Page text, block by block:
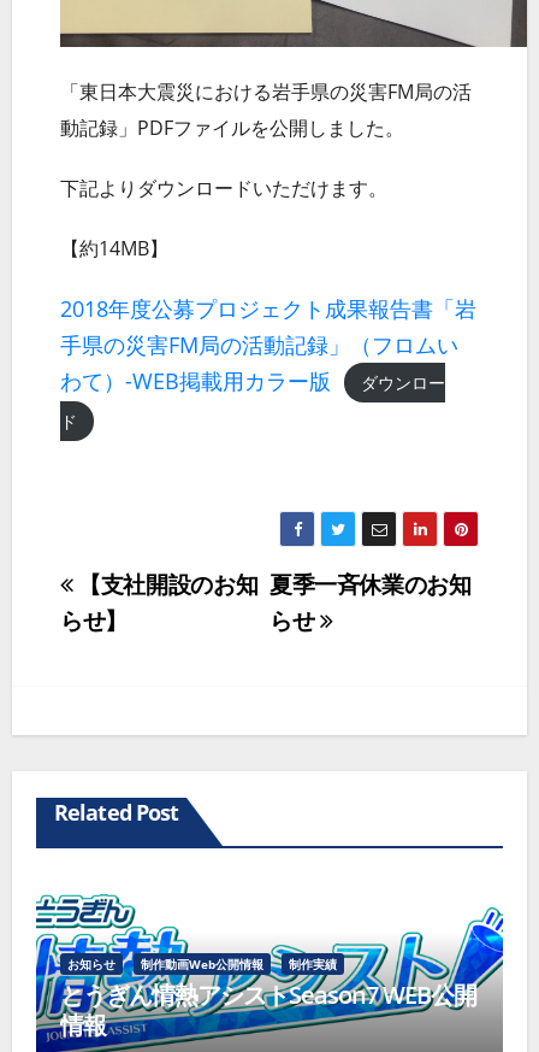
「東日本大震災における岩手県の災害FM局の活
動記録」PDFファイルを公開しました。
下記よりダウンロードいただけます。
【約14MB】
2018年度公募プロジェクト成果報告書「岩
手県の災害FM局の活動記録」（フロムい
わて）-WEB掲載用カラー版
ダウンロー
ド
投
稿
ビ
ー
シ
ョ
ン
夏季一斉休業のお知
らせ
【支社開設のお知
らせ】
Related Post
お知らせ 制作動画Web公開情報 制作実績
とうぎん情熱アシストSeason7 WEB公開
情報